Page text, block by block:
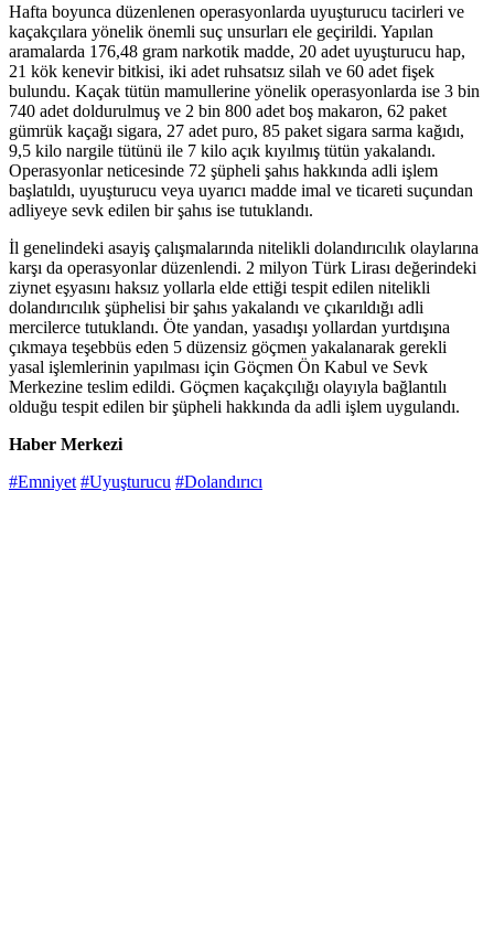
Hafta boyunca düzenlenen operasyonlarda uyuşturucu tacirleri ve
kaçakçılara yönelik önemli suç unsurları ele geçirildi. Yapılan
aramalarda 176,48 gram narkotik madde, 20 adet uyuşturucu hap,
21 kök kenevir bitkisi, iki adet ruhsatsız silah ve 60 adet fişek
bulundu. Kaçak tütün mamullerine yönelik operasyonlarda ise 3 bin
740 adet doldurulmuş ve 2 bin 800 adet boş makaron, 62 paket
gümrük kaçağı sigara, 27 adet puro, 85 paket sigara sarma kağıdı,
9,5 kilo nargile tütünü ile 7 kilo açık kıyılmış tütün yakalandı.
Operasyonlar neticesinde 72 şüpheli şahıs hakkında adli işlem
başlatıldı, uyuşturucu veya uyarıcı madde imal ve ticareti suçundan
adliyeye sevk edilen bir şahıs ise tutuklandı.
İl genelindeki asayiş çalışmalarında nitelikli dolandırıcılık olaylarına
karşı da operasyonlar düzenlendi. 2 milyon Türk Lirası değerindeki
ziynet eşyasını haksız yollarla elde ettiği tespit edilen nitelikli
dolandırıcılık şüphelisi bir şahıs yakalandı ve çıkarıldığı adli
mercilerce tutuklandı. Öte yandan, yasadışı yollardan yurtdışına
çıkmaya teşebbüs eden 5 düzensiz göçmen yakalanarak gerekli
yasal işlemlerinin yapılması için Göçmen Ön Kabul ve Sevk
Merkezine teslim edildi. Göçmen kaçakçılığı olayıyla bağlantılı
olduğu tespit edilen bir şüpheli hakkında da adli işlem uygulandı.
Haber Merkezi
#Emniyet #Uyuşturucu #Dolandırıcı